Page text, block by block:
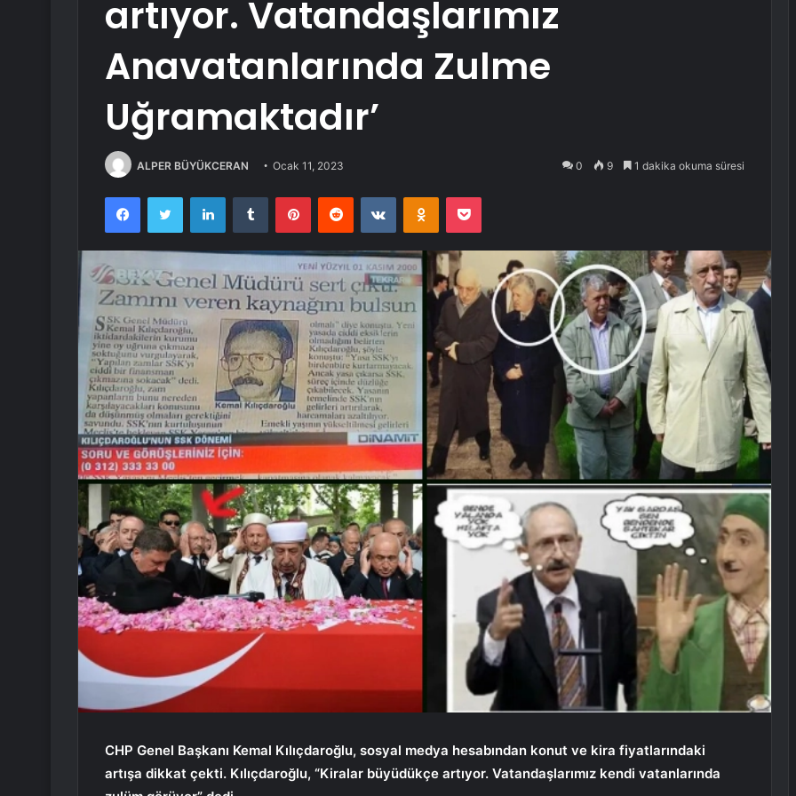
artıyor. Vatandaşlarımız
Anavatanlarında Zulme
Uğramaktadır’
ALPER BÜYÜKCERAN Ocak 11, 2023 0 9 1 dakika okuma süresi
FacebookTwitter LinkedInTumblr PinterestReddit VKontakteOdnoklassniki
Pocket
CHP Genel Başkanı Kemal Kılıçdaroğlu, sosyal medya hesabından konut ve kira fiyatlarındaki
artışa dikkat çekti. Kılıçdaroğlu, “Kiralar büyüdükçe artıyor. Vatandaşlarımız kendi vatanlarında